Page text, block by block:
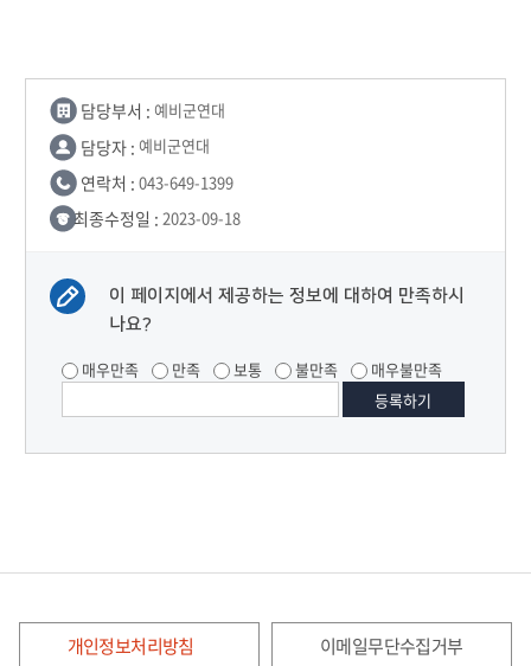
담당부서 : 예비군연대
담당자 : 예비군연대
연락처 : 043-649-1399
최종수정일 : 2023-09-18
이 페이지에서 제공하는 정보에 대하여 만족하시
나요?
매우만족 만족 보통 불만족 매우불만족
개인정보처리방침 이메일무단수집거부